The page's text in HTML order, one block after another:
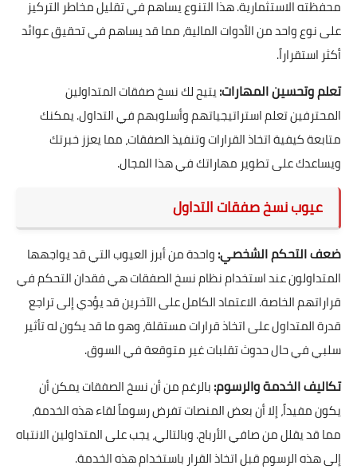
محفظته الاستثمارية. هذا التنوع يساهم في تقليل مخاطر التركيز
على نوع واحد من الأدوات المالية، مما قد يساهم في تحقيق عوائد
أكثر استقراراً.
تعلم وتحسين المهارات:يتيح لك نسخ صفقات المتداولين
المحترفين تعلم استراتيجياتهم وأسلوبهم في التداول. يمكنك
متابعة كيفية اتخاذ القرارات وتنفيذ الصفقات، مما يعزز خبرتك
ويساعدك على تطوير مهاراتك في هذا المجال.
عيوب نسخ صفقات التداول
ضعف التحكم الشخصي:واحدة من أبرز العيوب التي قد يواجهها
المتداولون عند استخدام نظام نسخ الصفقات هي فقدان التحكم في
قراراتهم الخاصة. الاعتماد الكامل على الآخرين قد يؤدي إلى تراجع
قدرة المتداول على اتخاذ قرارات مستقلة، وهو ما قد يكون له تأثير
سلبي في حال حدوث تقلبات غير متوقعة في السوق.
تكاليف الخدمة والرسوم:بالرغم من أن نسخ الصفقات يمكن أن
يكون مفيداً، إلا أن بعض المنصات تفرض رسوماً لقاء هذه الخدمة،
مما قد يقلل من صافي الأرباح. وبالتالي، يجب على المتداولين الانتباه
إلى هذه الرسوم قبل اتخاذ القرار باستخدام هذه الخدمة.